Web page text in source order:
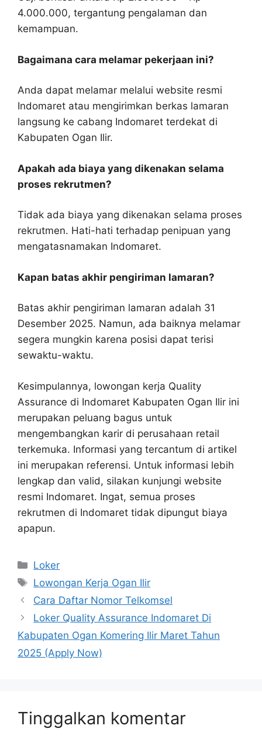
4.000.000, tergantung pengalaman dan
kemampuan.
Bagaimana cara melamar pekerjaan ini?
Anda dapat melamar melalui website resmi
Indomaret atau mengirimkan berkas lamaran
langsung ke cabang Indomaret terdekat di
Kabupaten Ogan Ilir.
Apakah ada biaya yang dikenakan selama
proses rekrutmen?
Tidak ada biaya yang dikenakan selama proses
rekrutmen. Hati-hati terhadap penipuan yang
mengatasnamakan Indomaret.
Kapan batas akhir pengiriman lamaran?
Batas akhir pengiriman lamaran adalah 31
Desember 2025. Namun, ada baiknya melamar
segera mungkin karena posisi dapat terisi
sewaktu-waktu.
Kesimpulannya, lowongan kerja Quality
Assurance di Indomaret Kabupaten Ogan Ilir ini
merupakan peluang bagus untuk
mengembangkan karir di perusahaan retail
terkemuka. Informasi yang tercantum di artikel
ini merupakan referensi. Untuk informasi lebih
lengkap dan valid, silakan kunjungi website
resmi Indomaret. Ingat, semua proses
rekrutmen di Indomaret tidak dipungut biaya
apapun.
Kategori
Loker
Tag
Lowongan Kerja Ogan Ilir
Cara Daftar Nomor Telkomsel
Loker Quality Assurance Indomaret Di
Kabupaten Ogan Komering Ilir Maret Tahun
2025 (Apply Now)
Tinggalkan komentar